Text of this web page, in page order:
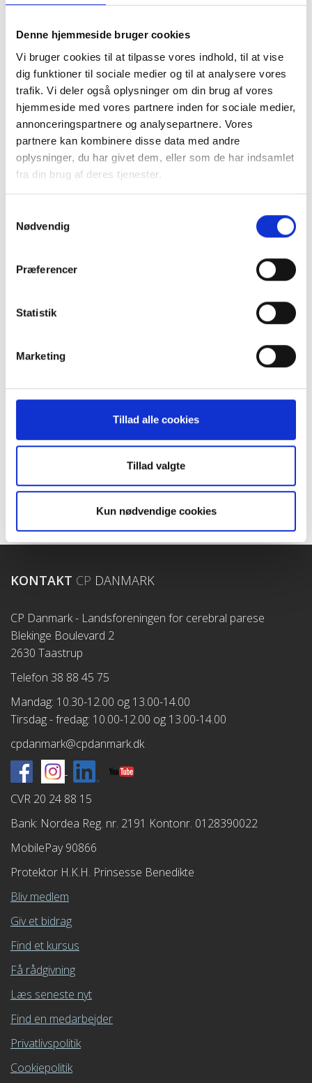
Denne hjemmeside bruger cookies
Vi bruger cookies til at tilpasse vores indhold, til at vise
dig funktioner til sociale medier og til at analysere vores
trafik. Vi deler også oplysninger om din brug af vores
hjemmeside med vores partnere inden for sociale medier,
annonceringspartnere og analysepartnere. Vores
partnere kan kombinere disse data med andre
oplysninger, du har givet dem, eller som de har indsamlet
fra din brug af deres tjenester.
Nødvendig
Præferencer
Statistik
Marketing
Tillad alle cookies
Tillad valgte
Kun nødvendige cookies
Besked til CP Danmark
Jeg accepterer CP Danmarks handelsbetingelserog
privatlivspolitik.
STØT MED BIDRAG
Sidst opdateret:6. januar 2026 kl.09:43
Sådan bruger vi dit bidrag ›
KONTAKT CP DANMARK
CP Danmark - Landsforeningen for cerebral parese
Blekinge Boulevard 2
2630 Taastrup
Telefon 38 88 45 75
Mandag: 10.30-12.00 og 13.00-14.00
Tirsdag - fredag: 10.00-12.00 og 13.00-14.00
cpdanmark@cpdanmark.dk
CVR 20 24 88 15
Bank: Nordea Reg. nr. 2191 Kontonr. 0128390022
MobilePay 90866
Protektor H.K.H. Prinsesse Benedikte
Bliv medlem
Giv et bidrag
Find et kursus
Få rådgivning
Læs seneste nyt
Find en medarbejder
Privatlivspolitik
Cookiepolitik